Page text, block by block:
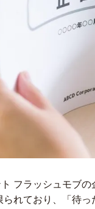
フラッシュモブ
れており、「待